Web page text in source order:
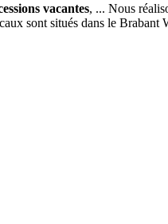
vacantes, ... Nous
sont situés dans le